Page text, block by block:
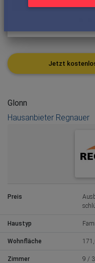
Glonn
Hausanbieter Regnauer
Preis
Haustyp
Wohnfläche
Zimmer 9 /
Jetzt